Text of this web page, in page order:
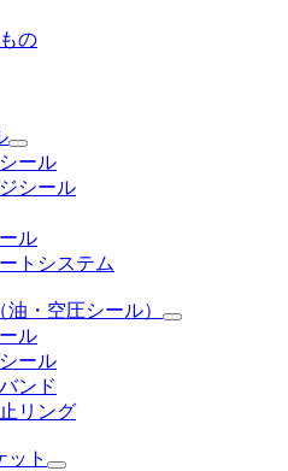
の
ール
シール
ル
トシステム
（油・空圧シール）
ル
ール
ンド
リング
ット